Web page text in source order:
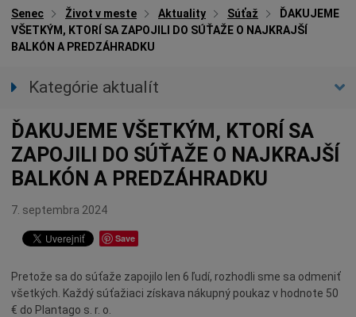
Senec Život v meste Aktuality Súťaž
ĎAKUJEME
VŠETKÝM, KTORÍ SA ZAPOJILI DO SÚŤAŽE O NAJKRAJŠÍ
BALKÓN A PREDZÁHRADKU
Kategórie aktualít
Spravodajstvo
Parkovacia politika
Kultúra
Ocenenia
Dotácie
Doprava
Oznamy
ĎAKUJEME VŠETKÝM, KTORÍ SA
ZAPOJILI DO SÚŤAŽE O NAJKRAJŠÍ
BALKÓN A PREDZÁHRADKU
7. septembra 2024
Save
Pretože sa do súťaže zapojilo len 6 ľudí, rozhodli sme sa odmeniť
všetkých. Každý súťažiaci získava nákupný poukaz v hodnote 50
€ do Plantago s. r. o.